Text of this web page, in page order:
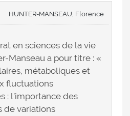
HUNTER-MANSEAU, Florence
en sciences de la vie
Manseau a pour titre : «
métaboliques et
fluctuations
: l’importance des
de variations